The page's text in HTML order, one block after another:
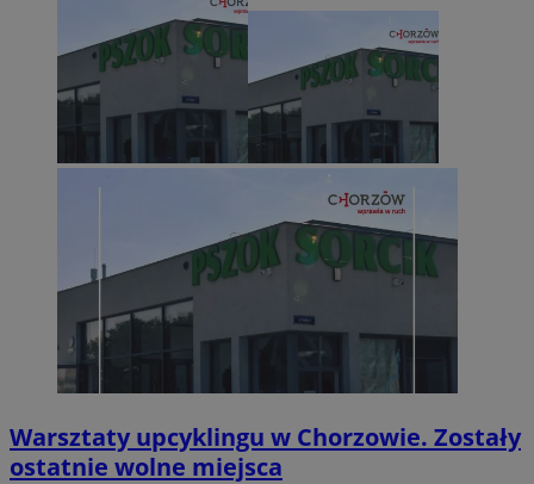
Warsztaty upcyklingu w Chorzowie. Zostały
ostatnie wolne miejsca